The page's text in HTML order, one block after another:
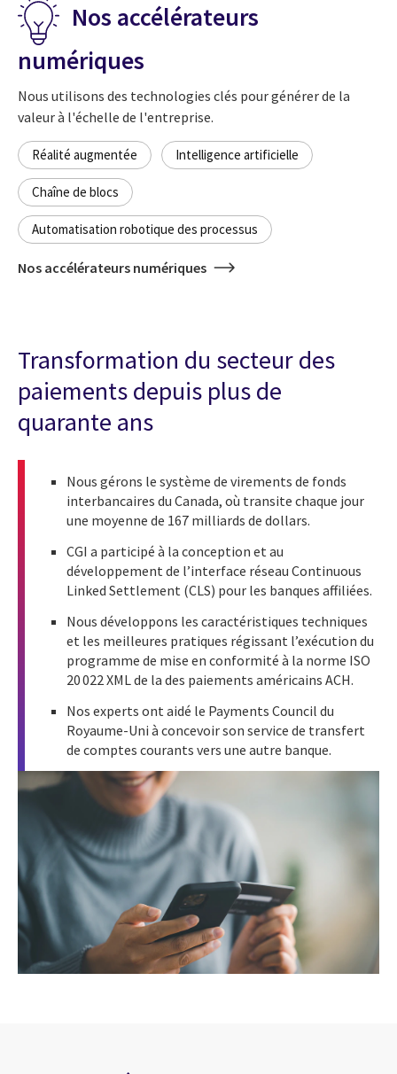
Nos accélérateurs
numériques
Nous utilisons des technologies clés pour générer de la
valeur à l'échelle de l'entreprise.
Réalité augmentée Intelligence artificielle
Chaîne de blocs
Automatisation robotique des processus
Nos accélérateurs numériques
Transformation du secteur des
paiements depuis plus de
quarante ans
Nous gérons le système de virements de fonds
interbancaires du Canada, où transite chaque jour
une moyenne de 167 milliards de dollars.
CGI a participé à la conception et au
développement de l’interface réseau Continuous
Linked Settlement (CLS) pour les banques affiliées.
Nous développons les caractéristiques techniques
et les meilleures pratiques régissant l’exécution du
programme de mise en conformité à la norme ISO
20 022 XML de la des paiements américains ACH.
Nos experts ont aidé le Payments Council du
Royaume-Uni à concevoir son service de transfert
de comptes courants vers une autre banque.